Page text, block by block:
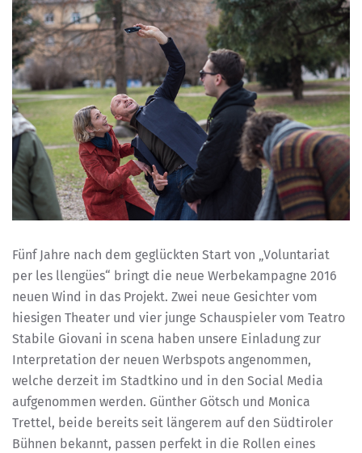
Fünf Jahre nach dem geglückten Start von „Voluntariat
per les llengües“ bringt die neue Werbekampagne 2016
neuen Wind in das Projekt. Zwei neue Gesichter vom
hiesigen Theater und vier junge Schauspieler vom Teatro
Stabile Giovani in scena haben unsere Einladung zur
Interpretation der neuen Werbspots angenommen,
welche derzeit im Stadtkino und in den Social Media
aufgenommen werden. Günther Götsch und Monica
Trettel, beide bereits seit längerem auf den Südtiroler
Bühnen bekannt, passen perfekt in die Rollen eines